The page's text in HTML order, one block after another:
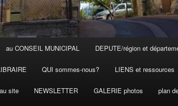
au CONSEIL MUNICIPAL DEPUTE/région et
QUI sommes-nous? LIENS et ressources
site NEWSLETTER GALERIE photos plan